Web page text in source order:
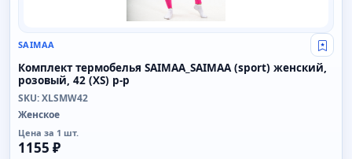
SAIMAA Свой
Комплект термобелья SAIMAA_SAIMAA (sport) женский,
розовый, 42 (XS) р-р
SKU: XLSMW42
Женское
Цена за 1 шт.
1155 ₽